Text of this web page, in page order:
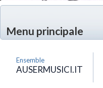
Menu principale
Ensemble
AUSERMUSICI.IT